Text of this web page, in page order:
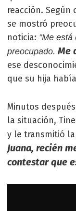
reacción.
se mostró
noticia: "Me está
preocupado. Me
ese
que su hija
Minutos
la situación,
y le transmitió la
Juana, recién
contestar que